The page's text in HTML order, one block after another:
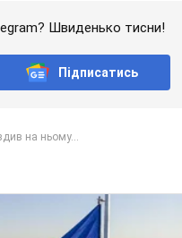
Швиденько тисни!
Підписатись
на ньому...